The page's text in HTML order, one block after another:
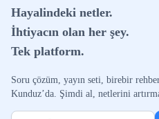
Hayalindeki netler.
İhtiyacın olan her şey.
Tek platform.
Soru çözüm, yayın seti, birebir
Kunduz’da. Şimdi al, netlerini